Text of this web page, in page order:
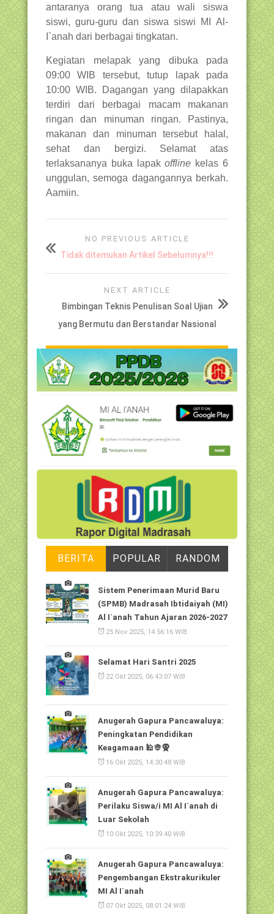
antaranya orang tua atau wali siswa
siswi, guru-guru dan siswa siswi MI Al-
I`anah dari berbagai tingkatan.
Kegiatan melapak yang dibuka pada
09:00 WIB tersebut, tutup lapak pada
10:00 WIB. Dagangan yang dilapakkan
terdiri dari berbagai macam makanan
ringan dan minuman ringan. Pastinya,
makanan dan minuman tersebut halal,
sehat dan bergizi. Selamat atas
terlaksananya buka lapakoffline kelas 6
unggulan, semoga dagangannya berkah.
Aamiin.
NO PREVIOUS ARTICLE
Tidak ditemukan Artikel Sebelumnya!!!
NEXT ARTICLE
Bimbingan Teknis Penulisan Soal Ujian
yang Bermutu dan Berstandar Nasional
BERITA POPULAR RANDOM
Sistem Penerimaan Murid Baru
(SPMB) Madrasah Ibtidaiyah (MI)
Al I`anah Tahun Ajaran 2026-2027
25 Nov 2025, 14:56:16 WIB
Selamat Hari Santri 2025
22 Okt 2025, 06:43:07 WIB
Anugerah Gapura Pancawaluya:
Peningkatan Pendidikan
Keagamaan 🕌👳🧕
16 Okt 2025, 14:30:48 WIB
Anugerah Gapura Pancawaluya:
Perilaku Siswa/i MI Al I`anah di
Luar Sekolah
10 Okt 2025, 10:39:40 WIB
Anugerah Gapura Pancawaluya:
Pengembangan Ekstrakurikuler
MI Al I`anah
07 Okt 2025, 08:01:24 WIB